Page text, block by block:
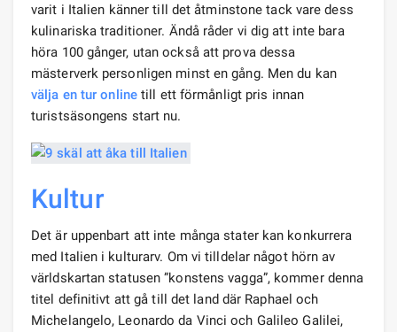
varit i Italien känner till det åtminstone tack vare dess
kulinariska traditioner. Ändå råder vi dig att inte bara
höra 100 gånger, utan också att prova dessa
mästerverk personligen minst en gång. Men du kan
välja en tur onlinetill ett förmånligt pris innan
turistsäsongens start nu.
Kultur
Det är uppenbart att inte många stater kan konkurrera
med Italien i kulturarv. Om vi ​​tilldelar något hörn av
världskartan statusen ”konstens vagga”, kommer denna
titel definitivt att gå till det land där Raphael och
Michelangelo, Leonardo da Vinci och Galileo Galilei,